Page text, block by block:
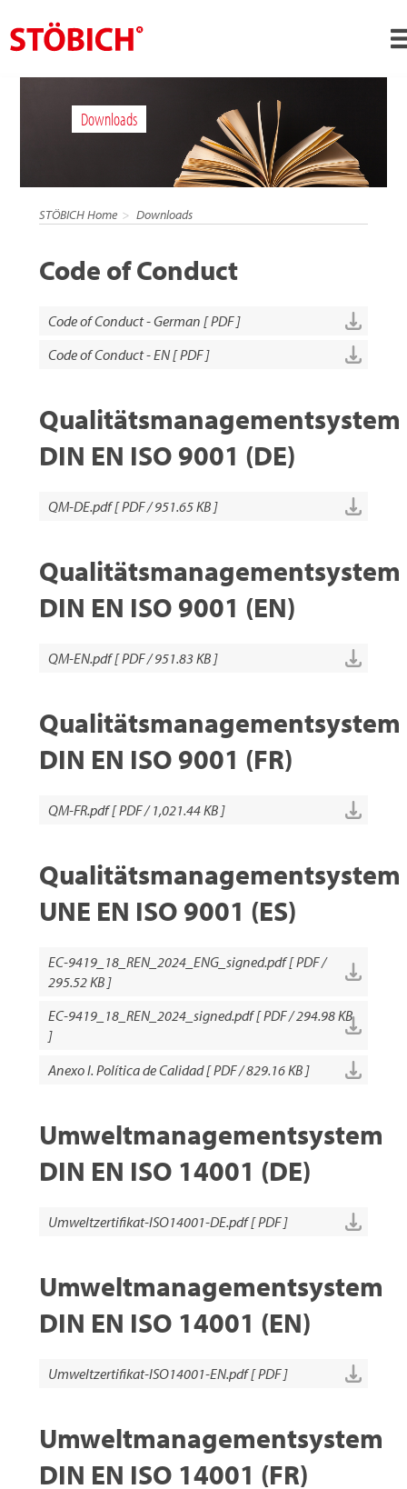
Über uns
News
Kontakt
Downloads
STÖBICH Home Downloads
Code of Conduct
Code of Conduct - German [ PDF ]
Code of Conduct - EN [ PDF ]
Qualitätsmanagementsystem
DIN EN ISO 9001 (DE)
QM-DE.pdf [ PDF / 951.65 KB ]
Qualitätsmanagementsystem
DIN EN ISO 9001 (EN)
QM-EN.pdf [ PDF / 951.83 KB ]
Qualitätsmanagementsystem
DIN EN ISO 9001 (FR)
QM-FR.pdf [ PDF / 1,021.44 KB ]
Qualitätsmanagementsystem
UNE EN ISO 9001 (ES)
EC-9419_18_REN_2024_ENG_signed.pdf [ PDF /
295.52 KB ]
EC-9419_18_REN_2024_signed.pdf [ PDF / 294.98 KB
]
Anexo I. Política de Calidad [ PDF / 829.16 KB ]
Umweltmanagementsystem
DIN EN ISO 14001 (DE)
Umweltzertifikat-ISO14001-DE.pdf [ PDF ]
Umweltmanagementsystem
DIN EN ISO 14001 (EN)
Umweltzertifikat-ISO14001-EN.pdf [ PDF ]
Umweltmanagementsystem
DIN EN ISO 14001 (FR)